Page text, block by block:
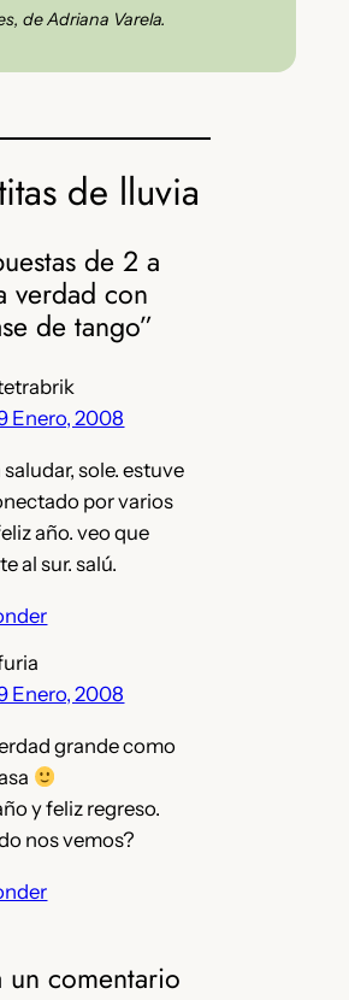
de Adriana Varela.
de lluvia
de 2 a
verdad con
de tango”
Enero, 2008
saludar, sole. estuve
por varios
año. veo que
al sur. salú.
Enero, 2008
grande como
y feliz regreso.
nos vemos?
un comentario